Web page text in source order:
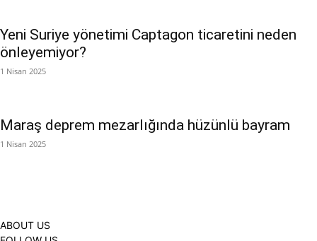
Yeni Suriye yönetimi Captagon ticaretini neden
önleyemiyor?
1 Nisan 2025
Maraş deprem mezarlığında hüzünlü bayram
1 Nisan 2025
ABOUT US